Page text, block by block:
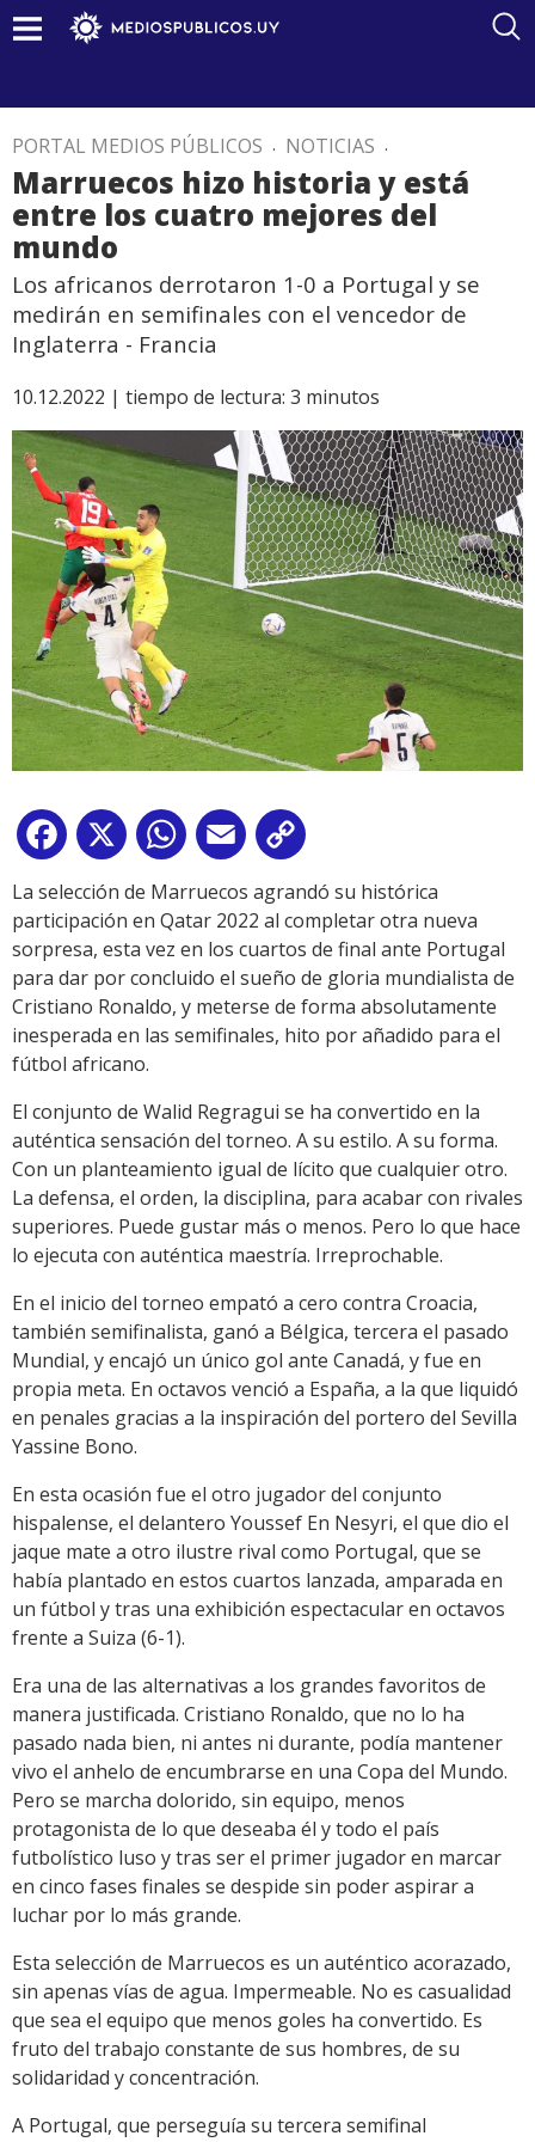
PORTAL MEDIOS PÚBLICOS . NOTICIAS .
Marruecos hizo historia y está
entre los cuatro mejores del
mundo
Los africanos derrotaron 1-0 a Portugal y se
medirán en semifinales con el vencedor de
Inglaterra - Francia
10.12.2022 | tiempo de lectura: 3 minutos
Facebook
X WhatsApp
Email
Link
La selección de Marruecos agrandó su histórica
participación en Qatar 2022 al completar otra nueva
sorpresa, esta vez en los cuartos de final ante Portugal
para dar por concluido el sueño de gloria mundialista de
Cristiano Ronaldo, y meterse de forma absolutamente
inesperada en las semifinales, hito por añadido para el
fútbol africano.
El conjunto de Walid Regragui se ha convertido en la
auténtica sensación del torneo. A su estilo. A su forma.
Con un planteamiento igual de lícito que cualquier otro.
La defensa, el orden, la disciplina, para acabar con rivales
superiores. Puede gustar más o menos. Pero lo que hace
lo ejecuta con auténtica maestría. Irreprochable.
En el inicio del torneo empató a cero contra Croacia,
también semifinalista, ganó a Bélgica, tercera el pasado
Mundial, y encajó un único gol ante Canadá, y fue en
propia meta. En octavos venció a España, a la que liquidó
en penales gracias a la inspiración del portero del Sevilla
Yassine Bono.
En esta ocasión fue el otro jugador del conjunto
hispalense, el delantero Youssef En Nesyri, el que dio el
jaque mate a otro ilustre rival como Portugal, que se
había plantado en estos cuartos lanzada, amparada en
un fútbol y tras una exhibición espectacular en octavos
frente a Suiza (6-1).
Era una de las alternativas a los grandes favoritos de
manera justificada. Cristiano Ronaldo, que no lo ha
pasado nada bien, ni antes ni durante, podía mantener
vivo el anhelo de encumbrarse en una Copa del Mundo.
Pero se marcha dolorido, sin equipo, menos
protagonista de lo que deseaba él y todo el país
futbolístico luso y tras ser el primer jugador en marcar
en cinco fases finales se despide sin poder aspirar a
luchar por lo más grande.
Esta selección de Marruecos es un auténtico acorazado,
sin apenas vías de agua. Impermeable. No es casualidad
que sea el equipo que menos goles ha convertido. Es
fruto del trabajo constante de sus hombres, de su
solidaridad y concentración.
A Portugal, que perseguía su tercera semifinal